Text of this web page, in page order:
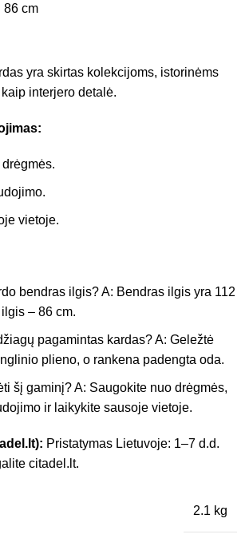
86 cm
yra skirtas kolekcijoms, istorinėms
interjero detalė.
vietoje.
bendras ilgis? A: Bendras ilgis yra 112
– 86 cm.
pagamintas kardas? A: Geležtė
plieno, o rankena padengta oda.
šį gaminį? A: Saugokite nuo drėgmės,
ir laikykite sausoje vietoje.
Pristatymas Lietuvoje: 1–7 d.d.
citadel.lt.
2.1 kg